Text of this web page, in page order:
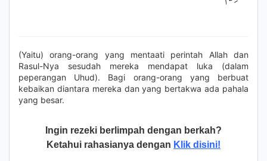
(Yaitu) orang-orang yang mentaati perintah Allah dan
Rasul-Nya sesudah mereka mendapat luka (dalam
peperangan Uhud). Bagi orang-orang yang berbuat
kebaikan diantara mereka dan yang bertakwa ada pahala
yang besar.
Ingin rezeki berlimpah dengan berkah?
Ketahui rahasianya dengan Klik disini!